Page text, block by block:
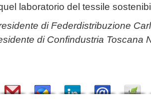
laboratorio del tessile
di Federdistribuzione
di Confindustria Toscana